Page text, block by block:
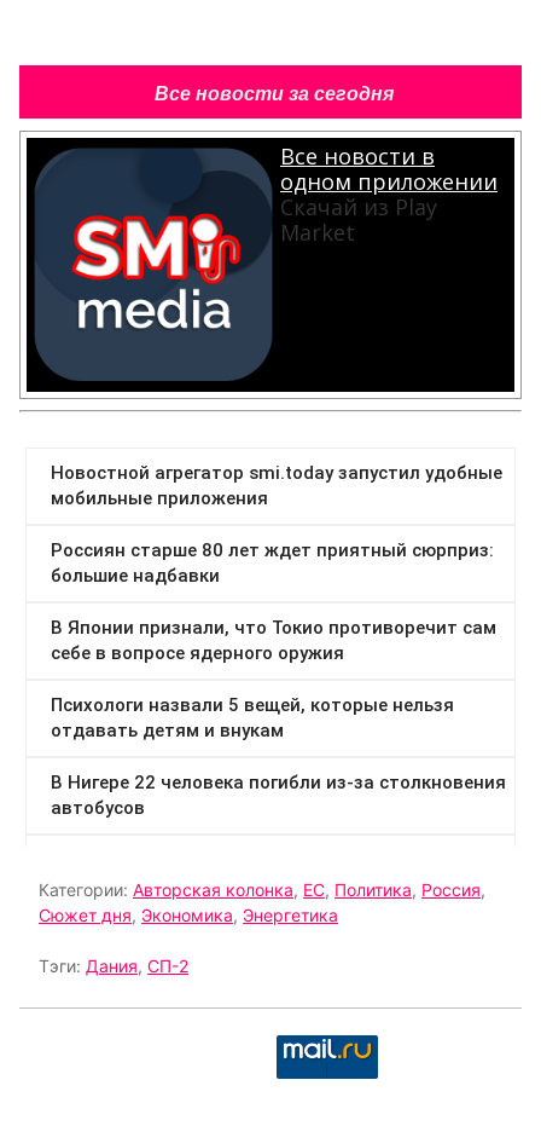
Все новости за сегодня
Все новости в
одном приложении
Скачай из Play
Market
Категории: Авторская колонка, ЕС, Политика, Россия,
Сюжет дня, Экономика, Энергетика
Тэги: Дания, СП-2